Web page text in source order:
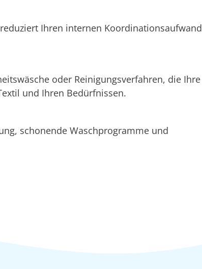
Ihren internen Koordinationsaufwand
oder Reinigungsverfahren, die Ihre
und Ihren Bedürfnissen.
schonende Waschprogramme und